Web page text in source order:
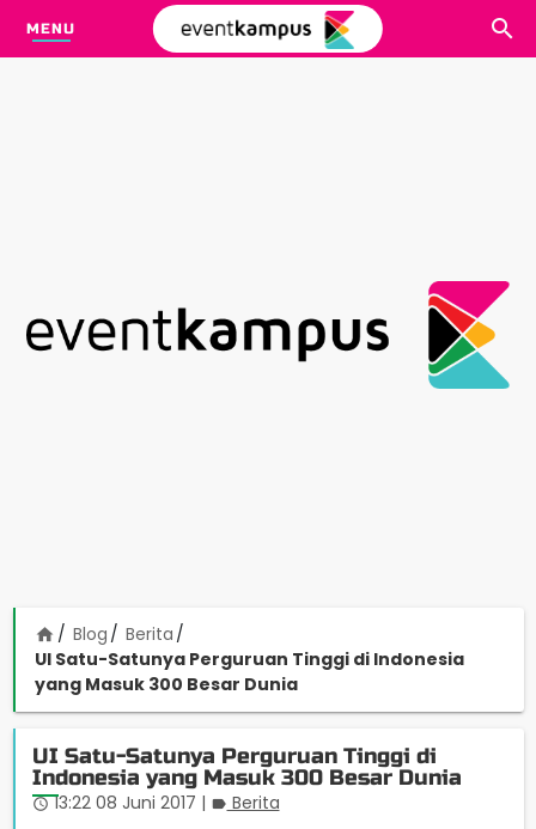
MENU
home Blog
Berita
UI Satu-Satunya Perguruan Tinggi di Indonesia
yang Masuk 300 Besar Dunia
UI Satu-Satunya Perguruan Tinggi di
Indonesia yang Masuk 300 Besar Dunia
access_time 13:22 08 Juni 2017 | label Berita